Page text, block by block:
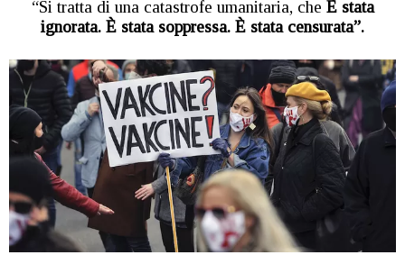
“Si tratta di una catastrofe umanitaria, che È stata
ignorata. È stata soppressa. È stata censurata”.